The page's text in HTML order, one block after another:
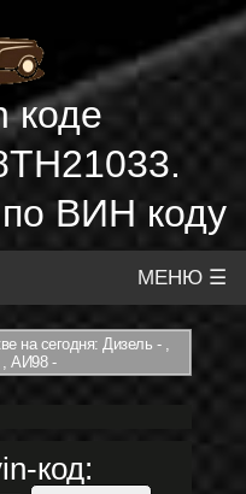
коде
ВИН коду
МЕНЮ ☰
на сегодня: Дизель - ,
АИ98 -
код: